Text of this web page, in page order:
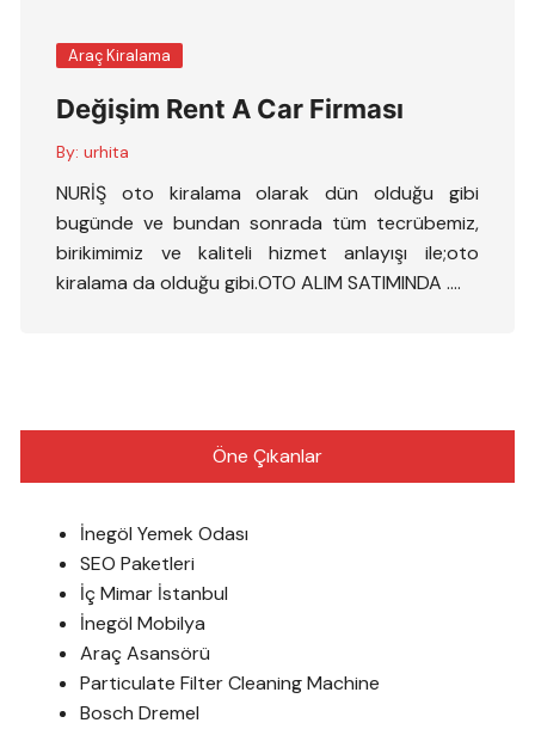
Araç Kiralama
Değişim Rent A Car Firması
By: urhita
NURİŞ oto kiralama olarak dün olduğu gibi
bugünde ve bundan sonrada tüm tecrübemiz,
birikimimiz ve kaliteli hizmet anlayışı ile;oto
kiralama da olduğu gibi.OTO ALIM SATIMINDA ….
Öne Çıkanlar
İnegöl Yemek Odası
SEO Paketleri
İç Mimar İstanbul
İnegöl Mobilya
Araç Asansörü
Particulate Filter Cleaning Machine
Bosch Dremel